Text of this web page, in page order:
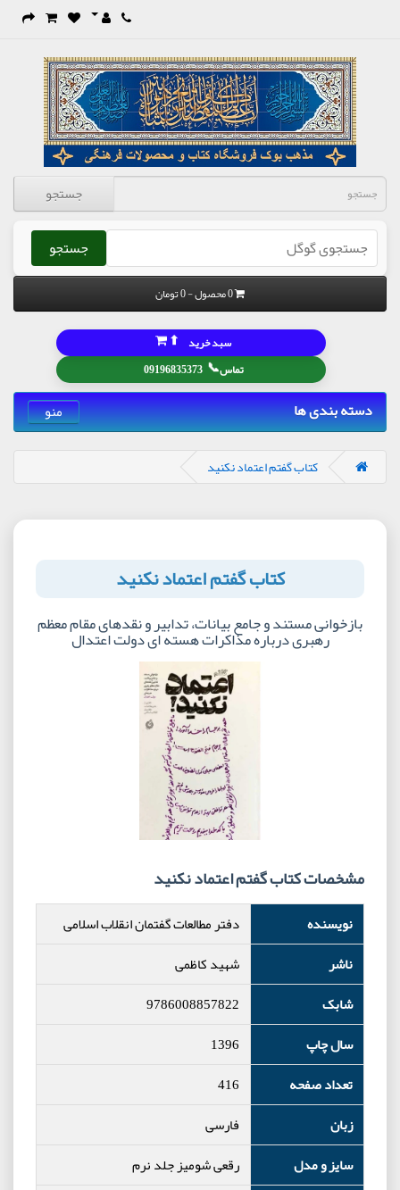
جستجو
جستجو
0 محصول - 0 تومان
تماس📞
09196835373
سبد خرید ⬆
دسته بندی ها منو
کتاب گفتم اعتماد نکنید
کتاب گفتم اعتماد نکنید
بازخوانی مستند و جامع بیانات، تدابیر و نقدهای مقام معظم
رهبری درباره مذاکرات هسته ای دولت اعتدال
مشخصات کتاب گفتم اعتماد نکنید
نویسنده
دفتر مطالعات گفتمان انقلاب اسلامی
ناشر
شهید کاظمی
شابک
9786008857822
سال چاپ
1396
تعداد صفحه
416
زبان
فارسی
سایز و مدل
رقعی شومیز جلد نرم